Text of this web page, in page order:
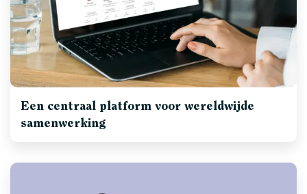
Een centraal platform voor wereldwijde
samenwerking